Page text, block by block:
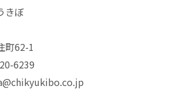
きぼ
町62-1
6239